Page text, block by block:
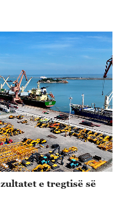
e tregtisë së